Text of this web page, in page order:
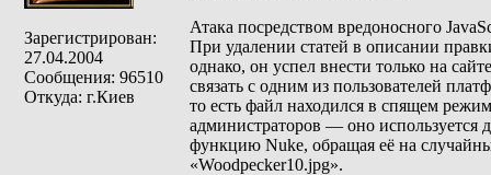
Зарегистрирован:
27.04.2004
Сообщения: 96510
Откуда: г.Киев
Атака посредством вредоносного
При удалении статей в описании
однако, он успел внести только на
связать с одним из пользователей
то есть файл находился в спящем
администраторов — оно используется
функцию Nuke, обращая её на
«Woodpecker10.jpg».